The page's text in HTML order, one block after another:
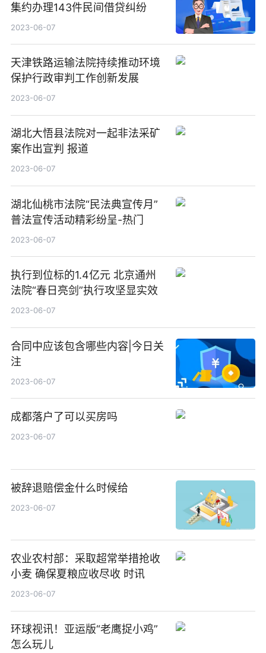
集约办理143件民间借贷纠纷
2023-06-07
天津铁路运输法院持续推动环境
保护行政审判工作创新发展
2023-06-07
湖北大悟县法院对一起非法采矿
案作出宣判 报道
2023-06-07
湖北仙桃市法院“民法典宣传月”
普法宣传活动精彩纷呈-热门
2023-06-07
执行到位标的1.4亿元 北京通州
法院“春日亮剑”执行攻坚显实效
2023-06-07
合同中应该包含哪些内容|今日关
注
2023-06-07
成都落户了可以买房吗
2023-06-07
被辞退赔偿金什么时候给
2023-06-07
农业农村部：采取超常举措抢收
小麦 确保夏粮应收尽收 时讯
2023-06-07
环球视讯！亚运版“老鹰捉小鸡”
怎么玩儿